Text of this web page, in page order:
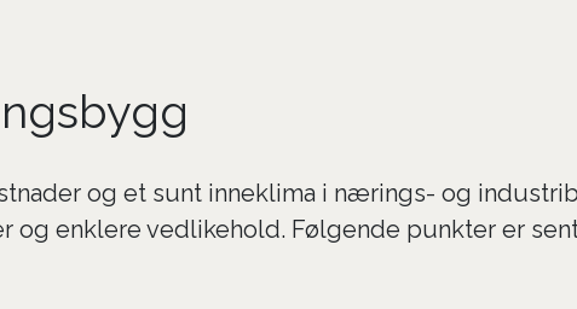
og et sunt inneklima i nærings- og
enklere vedlikehold. Følgende punkter er